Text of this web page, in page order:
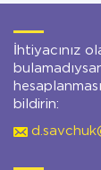
İhtiyacınız
bildirin: